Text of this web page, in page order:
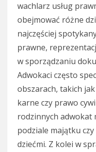
wachlarz usług
obejmować różne
najczęściej
prawne,
w sporządzaniu
Adwokaci często
obszarach, takich
karne czy prawo
rodzinnych adwokat
podziale majątku
dziećmi. Z kolei w